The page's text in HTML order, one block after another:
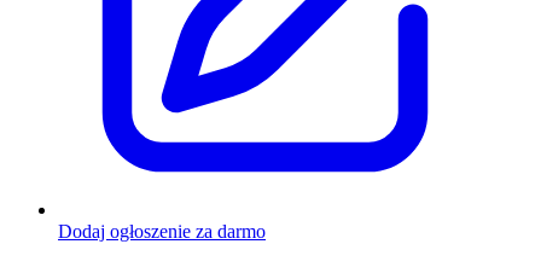
Dodaj ogłoszenie za darmo